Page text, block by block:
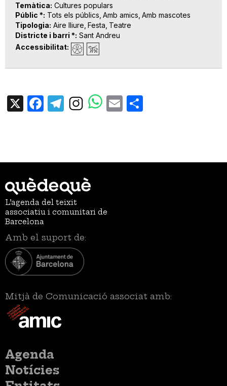
Temàtica Cultures populars
Públic * Tots els públics Amb amics Amb mascotes
Tipologia Aire lliure Festa Teatre
Districte i barri * Sant Andreu
Accessibilitat
X Facebook
TelegramEmail
L’agenda del teixit
associatiu i comunitari de
Barcelona
Amb el suport de:
Mitjà de Comunicació associat amb:
Menú
principal
Agenda
Notícies